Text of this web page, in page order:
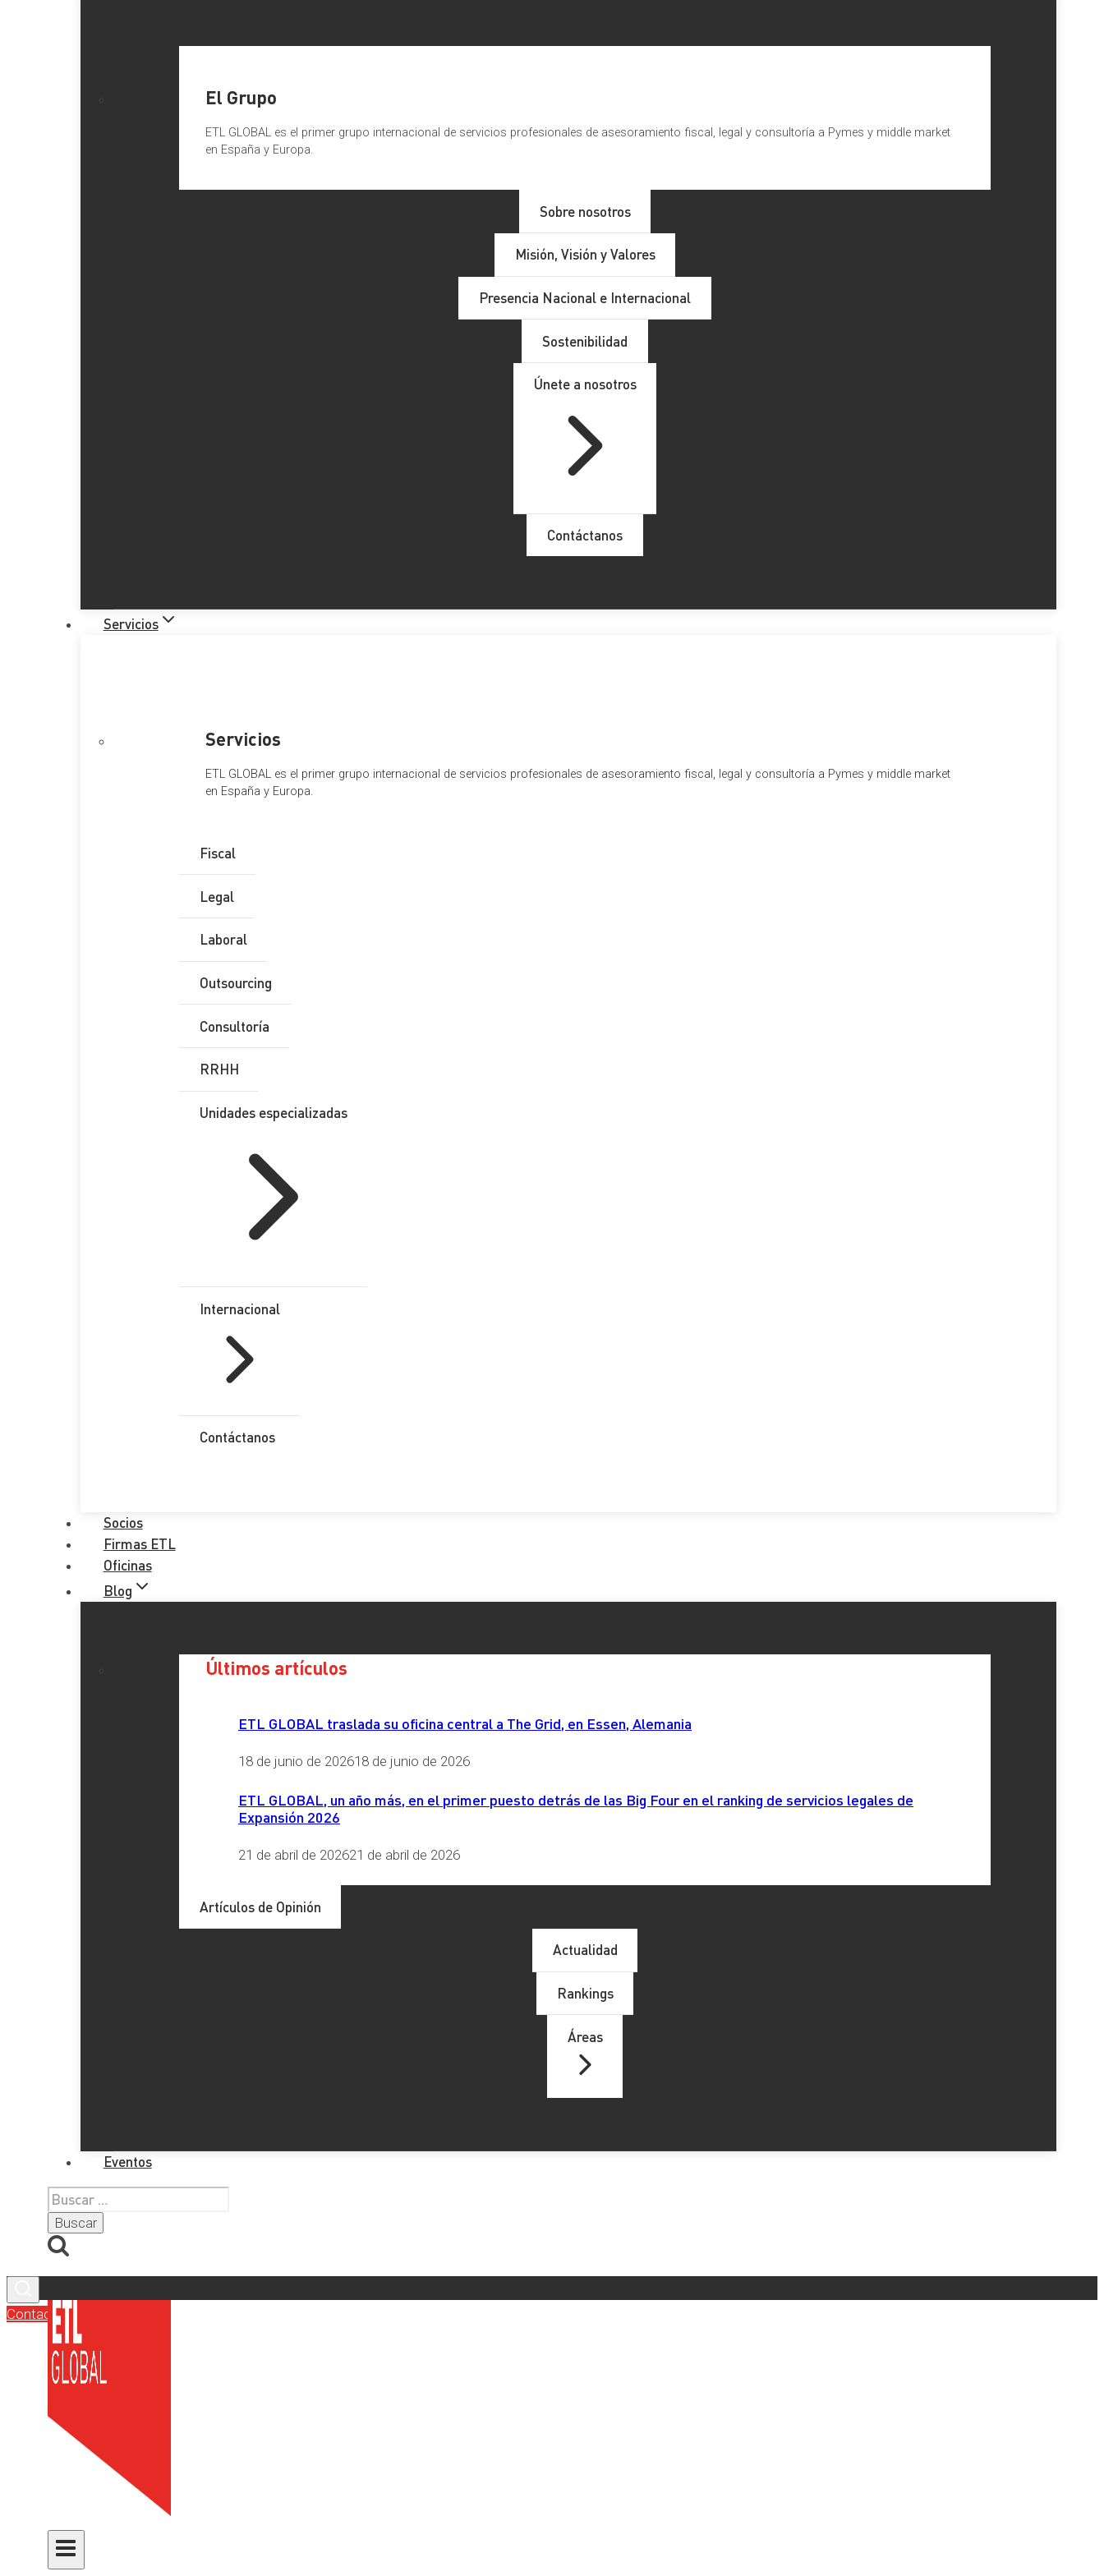
El Grupo
ETL GLOBAL es el primer grupo internacional de servicios profesionales de asesoramiento fiscal, legal y consultoría a Pymes y middle market
en España y Europa.
Sobre nosotros
Misión, Visión y Valores
Presencia Nacional e Internacional
Sostenibilidad
Únete a nosotros
Contáctanos
Servicios
Servicios
ETL GLOBAL es el primer grupo internacional de servicios profesionales de asesoramiento fiscal, legal y consultoría a Pymes y middle market
en España y Europa.
Fiscal
Legal
Laboral
Outsourcing
Consultoría
RRHH
Unidades especializadas
Internacional
Contáctanos
Socios
Firmas ETL
Oficinas
Blog
Últimos artículos
ETL GLOBAL traslada su oficina central a The Grid, en Essen, Alemania
18 de junio de 202618 de junio de 2026
ETL GLOBAL, un año más, en el primer puesto detrás de las Big Four en el ranking de servicios legales de
Expansión 2026
21 de abril de 202621 de abril de 2026
Artículos de Opinión
Actualidad
Rankings
Áreas
Eventos
Buscar:
Contacto